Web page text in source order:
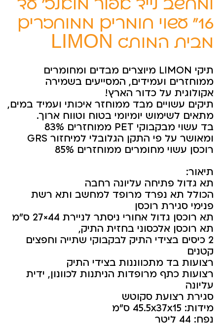
16” עשוי חומרים ממוחזרים
מבית המותג LIMON
תיקי LIMON מיוצרים מבדים ומחומרים
ממוחזרים ועמידים, המסייעים בשמירה
אקולוגית על כדור הארץ!
תיקים עשויים מבד ממוחזר איכותי ועמיד במים,
מתאים לשימוש יומיומי בטוח וטווח ארוך.
בד עשוי מבקבוקי PET ממוחזרים 83%
ומאושר על פי התקן הגלובלי למיחזור GRS
רוכסן עשוי מחומרים ממוחזרים 85%
תיאור:
תא גדול פתיחה עליונה רחבה
הכולל תא נפרד מרופד למחשב ותא רשת
פנימי סגירת רוכסן
תא רוכסן גדול אחורי ניסתר לניירת 44×27 ס”מ
תא רוכסן אלכסוני בחזית התיק,
2 כיסים בצידי התיק לבקבוקי שתייה וחפצים
קטנים
רצועות בד מתכווננות בצידי התיק
רצועות כתף מרופדות הניתנות לכוונון, ידית
עליונה
סגירת רצועת סקוטש
מידות: 45.5x37x15 ס”מ
נפח: 44 ליטר